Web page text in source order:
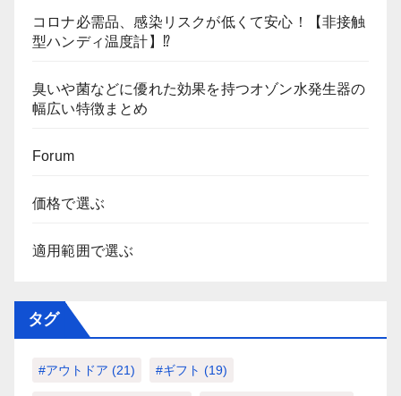
コロナ必需品、感染リスクが低くて安心！【非接触
型ハンディ温度計】⁉
臭いや菌などに優れた効果を持つオゾン水発生器の
幅広い特徴まとめ
Forum
価格で選ぶ
適用範囲で選ぶ
タグ
#アウトドア (21) #ギフト (19)